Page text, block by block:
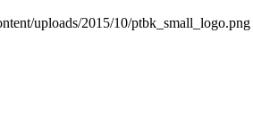
uploads/2015/10/ptbk_small_logo.png